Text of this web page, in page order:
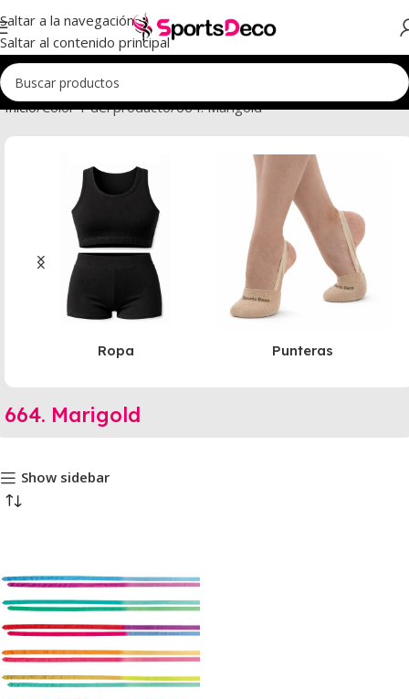
Saltar a la navegación
Saltar al contenido principal
Inicio Color 1 del producto 664. Marigold
Ropa Punteras
664. Marigold
Show sidebar